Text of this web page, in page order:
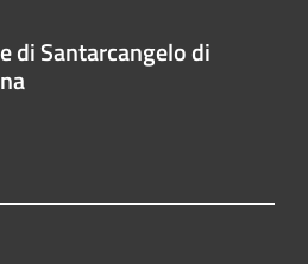
di Santarcangelo di